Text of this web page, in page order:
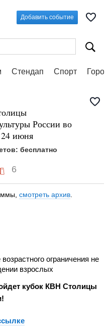
Добавить событие
Стендап Спорт
России во
24 июня
бесплатно
6
смотреть архив
ограничения не
взрослых
кубок КВН Столицы